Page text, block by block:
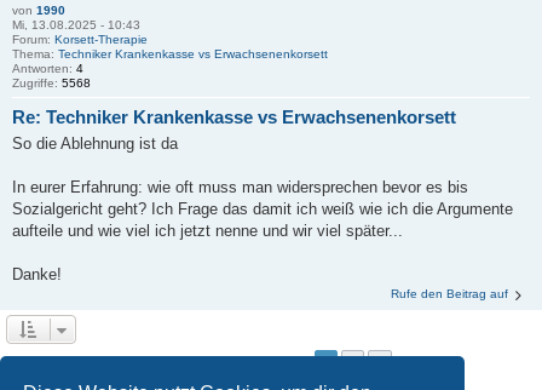
von 1990
Mi, 13.08.2025 - 10:43
Forum: Korsett-Therapie
Thema: Techniker Krankenkasse vs Erwachsenenkorsett
Antworten: 4
Zugriffe: 5568
Re: Techniker Krankenkasse vs Erwachsenenkorsett
So die Ablehnung ist da
In eurer Erfahrung: wie oft muss man widersprechen bevor es bis
Sozialgericht geht? Ich Frage das damit ich weiß wie ich die Argumente
aufteile und wie viel ich jetzt nenne und wir viel später...
Danke!
Rufe den Beitrag auf